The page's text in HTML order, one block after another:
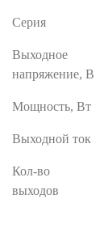
Серия
Выходное
напряжение, В
Мощность, Вт
Выходной ток
Кол-во
выходов